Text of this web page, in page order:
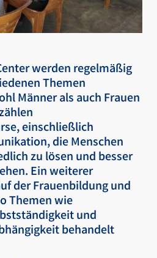
werden regelmäßig
Themen
Männer als auch Frauen
einschließlich
die Menschen
zu lösen und besser
Ein weiterer
der Frauenbildung und
Themen wie
und
behandelt